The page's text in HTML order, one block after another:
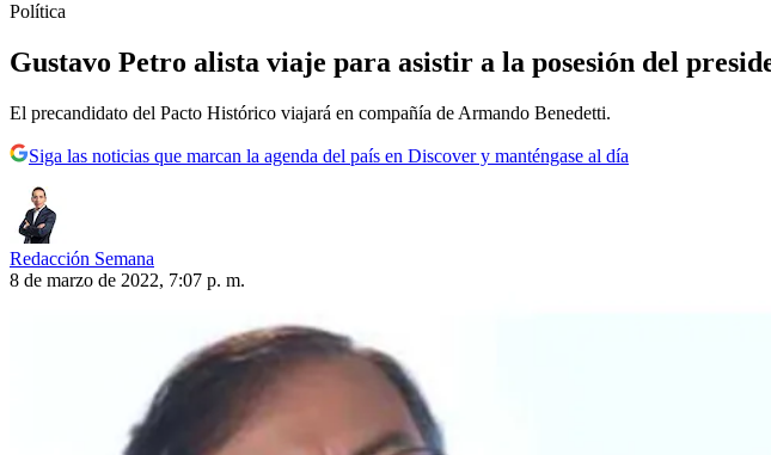
Política
Gustavo Petro alista viaje para asistir a la posesión del
El precandidato del Pacto Histórico viajará en compañía de Armando Benedetti.
Siga las noticias que marcan la agenda del país en Discover y manténgase al día
Redacción Semana
8 de marzo de 2022, 7:07 p. m.